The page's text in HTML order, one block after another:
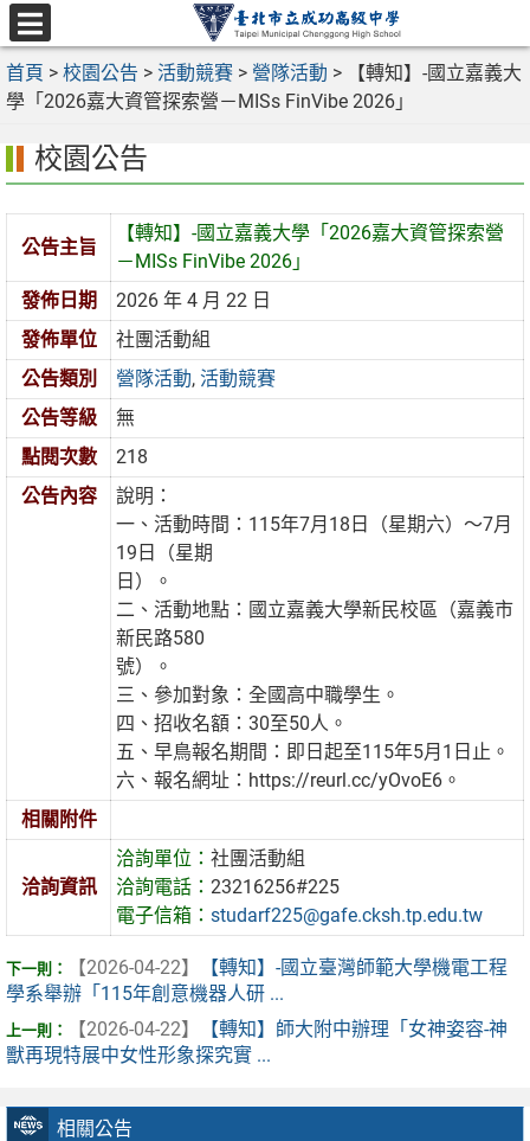
跳
至
主
要
區
選
單
首頁 > 校園公告 > 活動競賽 > 營隊活動 >
【轉知】-國立嘉義大
學「2026嘉大資管探索營－MISs FinVibe 2026」
相關公告
校園公告
公告主旨
【轉知】-國立嘉義大學「2026嘉大資管探索營
－MISs FinVibe 2026」
發佈日期
2026 年 4 月 22 日
發佈單位
社團活動組
公告類別
營隊活動,活動競賽
公告等級
無
點閱次數
218
公告內容
說明：
一、活動時間：115年7月18日（星期六）～7月
19日（星期
日）。
二、活動地點：國立嘉義大學新民校區（嘉義市
新民路580
號）。
三、參加對象：全國高中職學生。
四、招收名額：30至50人。
五、早鳥報名期間：即日起至115年5月1日止。
六、報名網址：https://reurl.cc/yOvoE6。
相關附件
洽詢資訊
洽詢單位：社團活動組
洽詢電話：23216256#225
電子信箱：studarf225@gafe.cksh.tp.edu.tw
【2026-04-22】
【轉知】-國立臺灣師範大學機電工程
學系舉辦「115年創意機器人研 ...
【2026-04-22】
【轉知】師大附中辦理「女神姿容-神
獸再現特展中女性形象探究實 ...